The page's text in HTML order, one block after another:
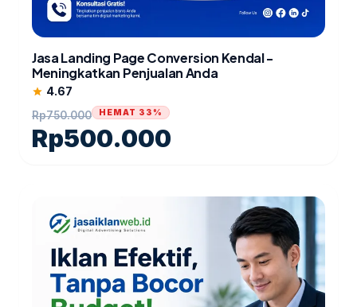
Jasa Landing Page Conversion Kendal -
Meningkatkan Penjualan Anda
star 4.67
Rp750.000
Rp500.000
HEMAT 33%